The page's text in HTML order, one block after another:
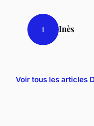
I Inès
Voir tous les articles